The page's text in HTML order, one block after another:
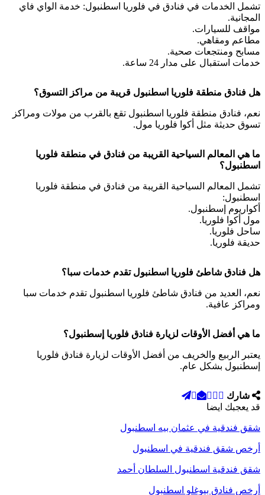
تشمل الخدمات في فنادق في فلوريا اسطنبول: خدمة الواي فاي
المجانية.
مواقف للسيارات.
مطاعم ومقاهي.
مسابح ومنتجعات صحية.
خدمات استقبال على مدار 24 ساعة.
هل فنادق منطقة فلوريا اسطنبول قريبة من مراكز التسوق؟
نعم، فنادق منطقة فلوريا اسطنبول تقع بالقرب من مولات ومراكز
تسوق حديثة مثل أكوا فلوريا مول.
ما هي المعالم السياحية القريبة من فنادق في منطقة فلوريا
اسطنبول؟
تشمل المعالم السياحية القريبة من فنادق في منطقة فلوريا
اسطنبول:
أكواريوم إسطنبول.
مول أكوا فلوريا.
ساحل فلوريا.
حديقة فلوريا.
هل فنادق شاطئ فلوريا اسطنبول تقدم خدمات سبا؟
نعم، العديد من فنادق شاطئ فلوريا اسطنبول تقدم خدمات سبا
ومراكز عافية.
ما هي أفضل الأوقات لزيارة فنادق فلوريا إسطنبول؟
يعتبر الربيع والخريف من أفضل الأوقات لزيارة فنادق فلوريا
إسطنبول بشكل عام.
شارك
قد يعجبك ايضا
شقق فندقية في عثمان بيه اسطنبول
أرخص شقق فندقية في اسطنبول
شقق فندقية اسطنبول السلطان أحمد
أرخص فنادق بيوغلو اسطنبول